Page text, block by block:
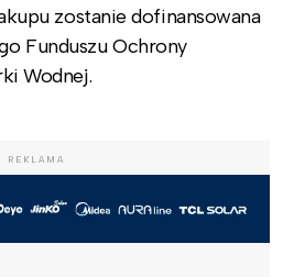
zostanie dofinansowana
Funduszu Ochrony
Wodnej.
REKLAMA